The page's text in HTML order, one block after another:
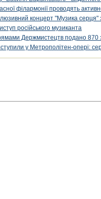
філармонії проводять
концерт "Музика
російського музиканта
Держмистецтв подано 870
у Метрополітен-опері: